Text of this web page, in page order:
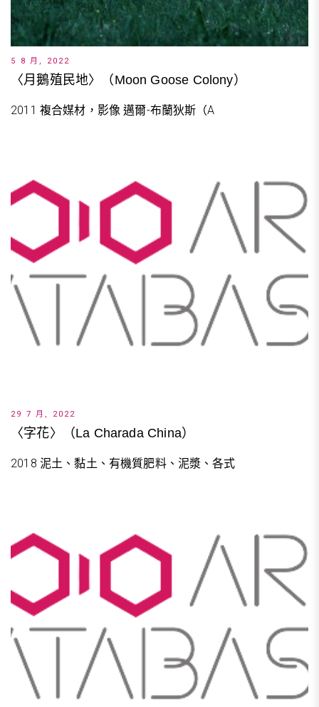
5 8 月, 2022
〈月鵝殖民地〉（Moon Goose Colony）
2011 複合媒材，影像 邁爾-布蘭狄斯（A
29 7 月, 2022
〈字花〉（La Charada China）
2018 泥土、黏土、有機質肥料、泥漿、各式